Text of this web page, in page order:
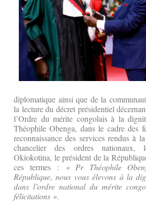
diplomatique ainsi que de la
la lecture du décret présidentiel
l’Ordre du mérite congolais à la
Théophile Obenga, dans le cadre des
reconnaissance des services rendus à
chancelier des ordres nationaux,
Okiokotina, le président de la
ces termes : « Pr Théophile
République, nous vous élevons à la
dans l’ordre national du mérite
félicitations ».